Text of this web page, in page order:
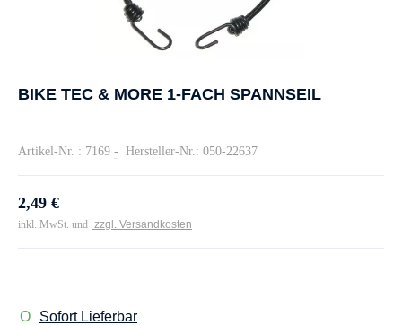
BIKE TEC & MORE 1-FACH SPANNSEIL
Artikel-Nr. : 7169 - Hersteller-Nr.: 050-22637
2,49 €
inkl. MwSt. und zzgl. Versandkosten
Sofort Lieferbar